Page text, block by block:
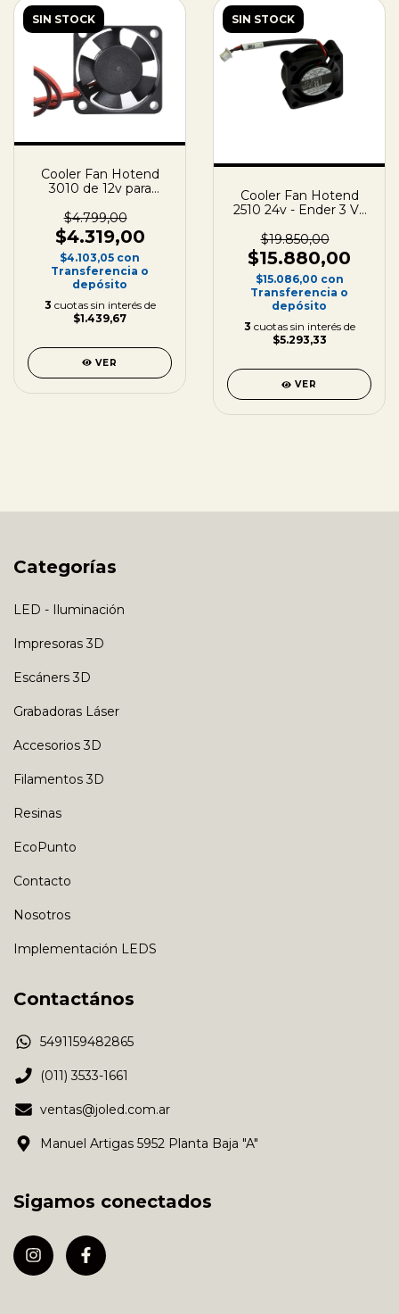
SIN STOCK
Cooler Fan Hotend
3010 de 12v para
30x30x10mm
$4.799,00
$4.319,00
$4.103,05 con
Transferencia o
depósito
3 cuotas sin interés de
$1.439,67
VER
SIN STOCK
Cooler Fan Hotend
2510 24v - Ender 3 V3
25x25x10mm
$19.850,00
$15.880,00
$15.086,00 con
Transferencia o
depósito
3 cuotas sin interés de
$5.293,33
VER
Categorías
LED - Iluminación
Impresoras 3D
Escáners 3D
Grabadoras Láser
Accesorios 3D
Filamentos 3D
Resinas
EcoPunto
Contacto
Nosotros
Implementación LEDS
Contactános
5491159482865
(011) 3533-1661
ventas@joled.com.ar
Manuel Artigas 5952 Planta Baja "A"
Sigamos conectados